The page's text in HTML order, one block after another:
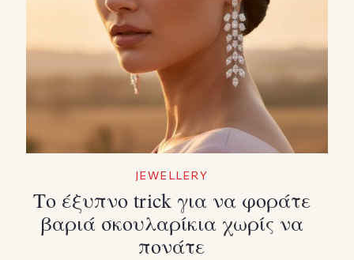
JEWELLERY
Το έξυπνο trick για να φοράτε
βαριά σκουλαρίκια χωρίς να
πονάτε